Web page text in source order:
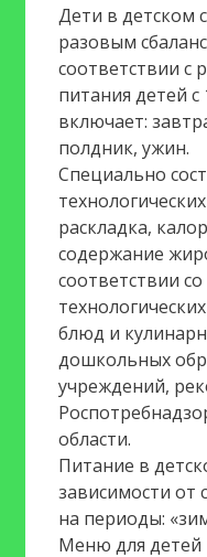
Дети в детском
разовым
соответствии
питания детей
включает:
полдник, ужин.
Специально
раскладка,
содержание
соответствии
блюд и
дошкольных
учреждений,
области.
Питание в
зависимости от
на периоды:
Меню для детей